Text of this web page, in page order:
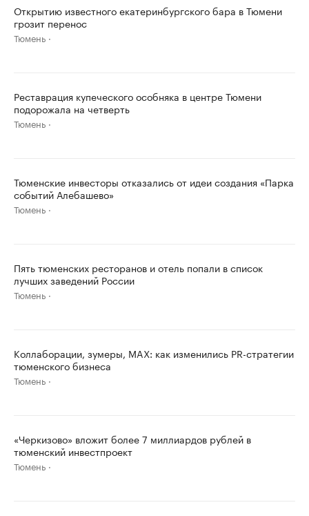
Открытию известного екатеринбургского бара в Тюмени
грозит перенос
Тюмень
Реставрация купеческого особняка в центре Тюмени
подорожала на четверть
Тюмень
Тюменские инвесторы отказались от идеи создания «Парка
событий Алебашево»
Тюмень
Пять тюменских ресторанов и отель попали в список
лучших заведений России
Тюмень
Коллаборации, зумеры, MAX: как изменились PR-стратегии
тюменского бизнеса
Тюмень
«Черкизово» вложит более 7 миллиардов рублей в
тюменский инвестпроект
Тюмень